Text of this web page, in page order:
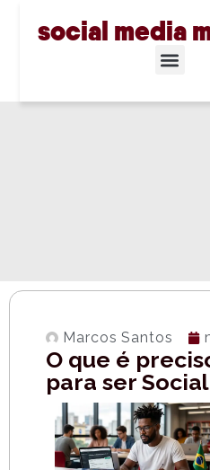
social media
Marcos Santos
O que é
para ser